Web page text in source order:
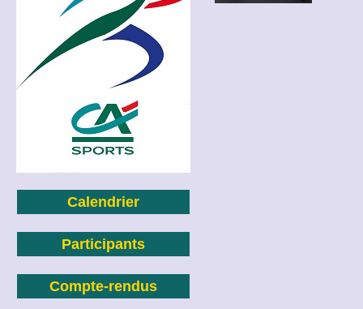
Calendrier
Participants
Compte-rendus